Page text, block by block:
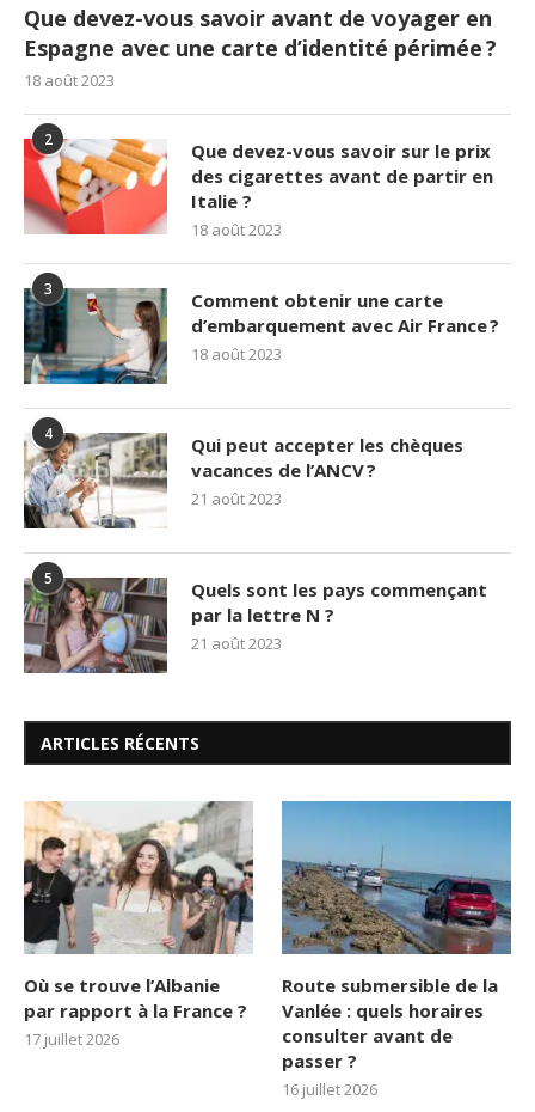
Que devez-vous savoir avant de voyager en
Espagne avec une carte d’identité périmée ?
18 août 2023
2
Que devez-vous savoir sur le prix
des cigarettes avant de partir en
Italie ?
18 août 2023
3
Comment obtenir une carte
d’embarquement avec Air France ?
18 août 2023
4
Qui peut accepter les chèques
vacances de l’ANCV ?
21 août 2023
5
Quels sont les pays commençant
par la lettre N ?
21 août 2023
ARTICLES RÉCENTS
Où se trouve l’Albanie
par rapport à la France ?
17 juillet 2026
Route submersible de la
Vanlée : quels horaires
consulter avant de
passer ?
16 juillet 2026